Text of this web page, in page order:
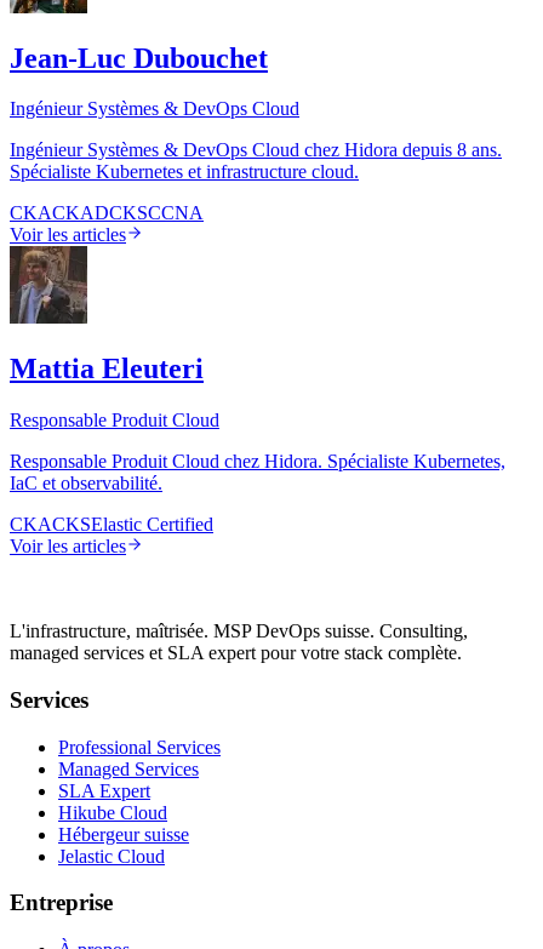
Jean-Luc Dubouchet
Ingénieur Systèmes & DevOps Cloud
Ingénieur Systèmes & DevOps Cloud chez Hidora depuis 8 ans.
Spécialiste Kubernetes et infrastructure cloud.
CKACKADCKSCCNA
Voir les articles
Mattia Eleuteri
Responsable Produit Cloud
Responsable Produit Cloud chez Hidora. Spécialiste Kubernetes,
IaC et observabilité.
CKACKSElastic Certified
Voir les articles
L'infrastructure, maîtrisée. MSP DevOps suisse. Consulting,
managed services et SLA expert pour votre stack complète.
Services
Professional Services
Managed Services
SLA Expert
Hikube Cloud
Hébergeur suisse
Jelastic Cloud
Entreprise